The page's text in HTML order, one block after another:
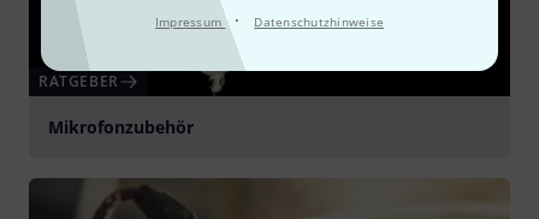
Impressum · Datenschutzhinweise
RATGEBER
Mikrofonzubehör